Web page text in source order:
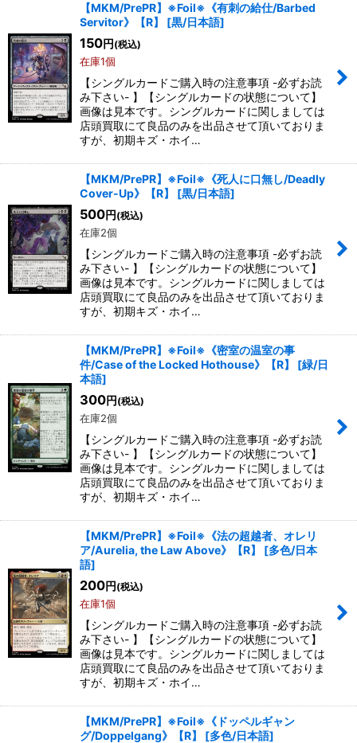
【MKM/PrePR】※Foil※《有刺の給仕/Barbed
Servitor》【R】
[黒/日本語]
150円 (税込)
在庫1個
【シングルカードご購入時の注意事項 -必ずお読
み下さい- 】【シングルカードの状態について】
画像は見本です。シングルカードに関しましては
店頭買取にて良品のみを出品させて頂いておりま
すが、初期キズ・ホイ…
【MKM/PrePR】※Foil※《死人に口無し/Deadly
Cover-Up》【R】
[黒/日本語]
500円 (税込)
在庫2個
【シングルカードご購入時の注意事項 -必ずお読
み下さい- 】【シングルカードの状態について】
画像は見本です。シングルカードに関しましては
店頭買取にて良品のみを出品させて頂いておりま
すが、初期キズ・ホイ…
【MKM/PrePR】※Foil※《密室の温室の事
件/Case of the Locked Hothouse》【R】
[緑/日
本語]
300円 (税込)
在庫2個
【シングルカードご購入時の注意事項 -必ずお読
み下さい- 】【シングルカードの状態について】
画像は見本です。シングルカードに関しましては
店頭買取にて良品のみを出品させて頂いておりま
すが、初期キズ・ホイ…
【MKM/PrePR】※Foil※《法の超越者、オレリ
ア/Aurelia, the Law Above》【R】
[多色/日本
語]
200円 (税込)
在庫1個
【シングルカードご購入時の注意事項 -必ずお読
み下さい- 】【シングルカードの状態について】
画像は見本です。シングルカードに関しましては
店頭買取にて良品のみを出品させて頂いておりま
すが、初期キズ・ホイ…
【MKM/PrePR】※Foil※《ドッペルギャン
グ/Doppelgang》【R】
[多色/日本語]